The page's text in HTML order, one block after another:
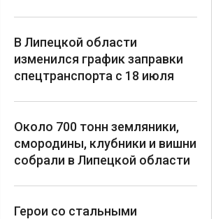
В Липецкой области
изменился график заправки
спецтранспорта с 18 июля
Около 700 тонн земляники,
смородины, клубники и вишни
собрали в Липецкой области
Герои со стальными